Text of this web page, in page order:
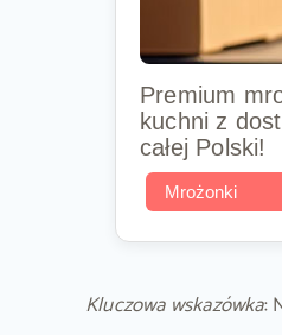
Premium
kuchni z
całej Polski!
Mrożonki
Kluczowa wskazówka: